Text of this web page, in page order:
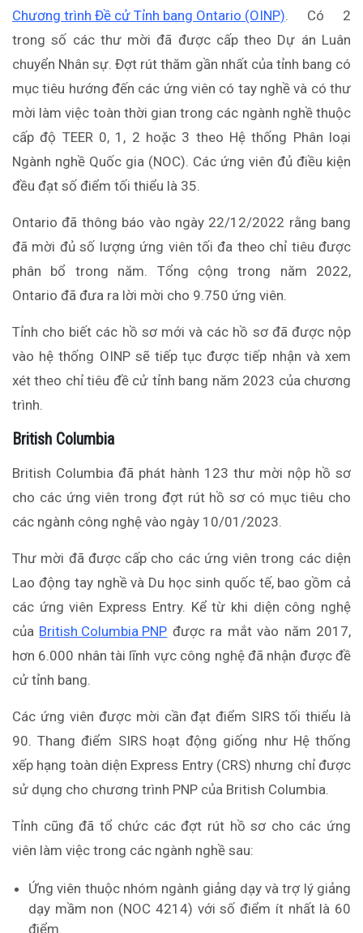
Chương trình Đề cử Tỉnh bang Ontario (OINP). Có 2
trong số các thư mời đã được cấp theo Dự án Luân
chuyển Nhân sự. Đợt rút thăm gần nhất của tỉnh bang có
mục tiêu hướng đến các ứng viên có tay nghề và có thư
mời làm việc toàn thời gian trong các ngành nghề thuộc
cấp độ TEER 0, 1, 2 hoặc 3 theo Hệ thống Phân loại
Ngành nghề Quốc gia (NOC). Các ứng viên đủ điều kiện
đều đạt số điểm tối thiểu là 35.
Ontario đã thông báo vào ngày 22/12/2022 rằng bang
đã mời đủ số lượng ứng viên tối đa theo chỉ tiêu được
phân bổ trong năm. Tổng cộng trong năm 2022,
Ontario đã đưa ra lời mời cho 9.750 ứng viên.
Tỉnh cho biết các hồ sơ mới và các hồ sơ đã được nộp
vào hệ thống OINP sẽ tiếp tục được tiếp nhận và xem
xét theo chỉ tiêu đề cử tỉnh bang năm 2023 của chương
trình.
British Columbia
British Columbia đã phát hành 123 thư mời nộp hồ sơ
cho các ứng viên trong đợt rút hồ sơ có mục tiêu cho
các ngành công nghệ vào ngày 10/01/2023.
Thư mời đã được cấp cho các ứng viên trong các diện
Lao động tay nghề và Du học sinh quốc tế, bao gồm cả
các ứng viên Express Entry. Kể từ khi diện công nghệ
của British Columbia PNP được ra mắt vào năm 2017,
hơn 6.000 nhân tài lĩnh vực công nghệ đã nhận được đề
cử tỉnh bang.
Các ứng viên được mời cần đạt điểm SIRS tối thiểu là
90. Thang điểm SIRS hoạt động giống như Hệ thống
xếp hạng toàn diện Express Entry (CRS) nhưng chỉ được
sử dụng cho chương trình PNP của British Columbia.
Tỉnh cũng đã tổ chức các đợt rút hồ sơ cho các ứng
viên làm việc trong các ngành nghề sau:
Ứng viên thuộc nhóm ngành giảng dạy và trợ lý giảng
dạy mầm non (NOC 4214) với số điểm ít nhất là 60
điểm.